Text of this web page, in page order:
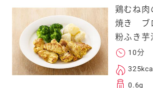
鶏むね肉
焼き ブ
粉ふき芋
10分
0.6g